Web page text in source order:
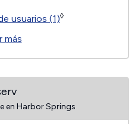
usuarios (1)◊
más
en Harbor Springs